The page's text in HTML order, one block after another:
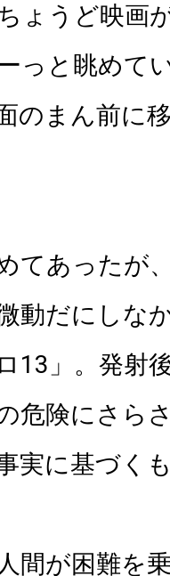
ょうど映画
っと眺めて
のまん前に
てあったが
動だにしな
13」。発射
危険にさら
実に基づく
間が困難を